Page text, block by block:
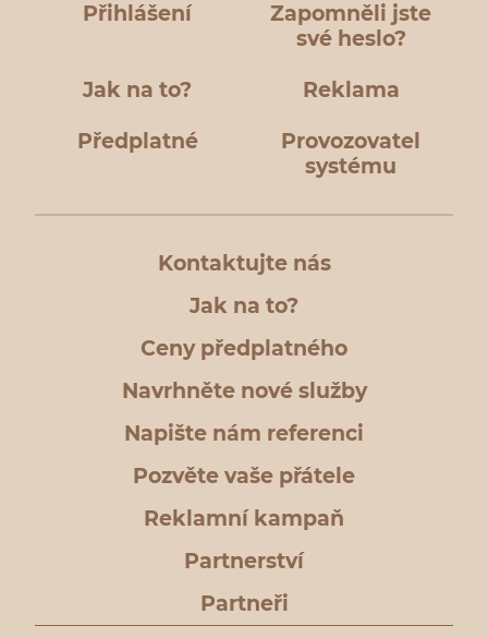
Přihlášení
Zapomněli jste
své heslo?
Jak na to? Reklama
Předplatné
Provozovatel
systému
Kontaktujte nás
Jak na to?
Ceny předplatného
Navrhněte nové služby
Napište nám referenci
Pozvěte vaše přátele
Reklamní kampaň
Partnerství
Partneři